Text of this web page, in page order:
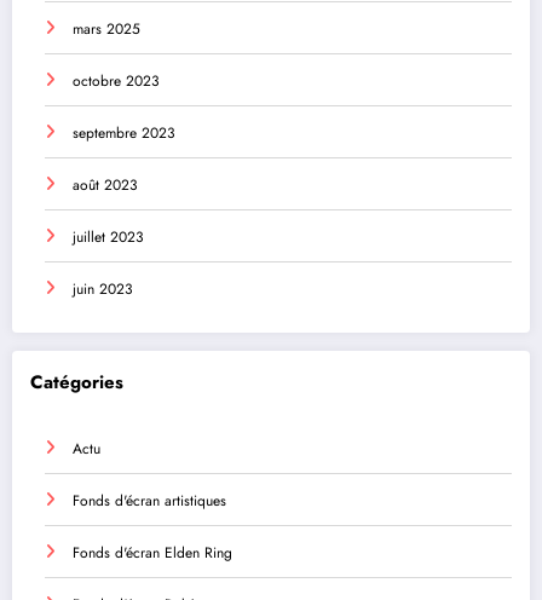
mars 2025
octobre 2023
septembre 2023
août 2023
juillet 2023
juin 2023
Catégories
Actu
Fonds d'écran artistiques
Fonds d'écran Elden Ring